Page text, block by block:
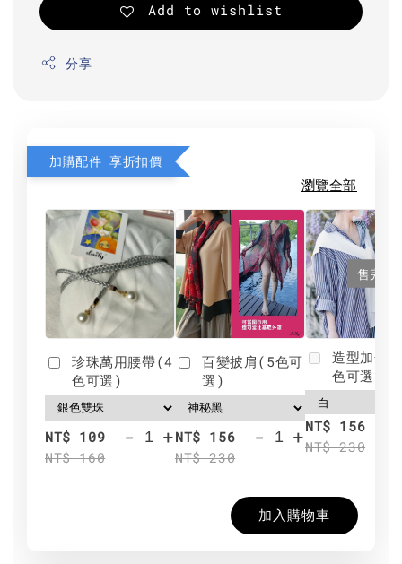
Add to wishlist
分享
加購配件 享折扣價
瀏覽全部
珍珠萬用腰帶(4
色可選)
NT$ 109
NT$ 160
- +
百變披肩(5色可
選)
NT$ 156
NT$ 230
- +
售完
造型加分
色可選)
NT$ 156
NT$ 230
加入購物車